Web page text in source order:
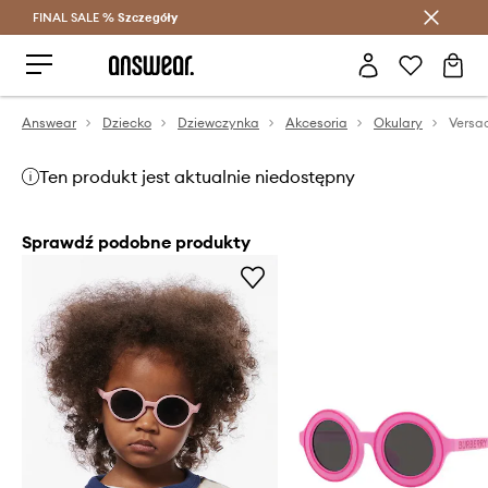
Oszczędzaj z Answear Club >
FINAL SALE % Szczegóły
Answear Dziecko Dziewczynka Akcesoria Okulary
Ten produkt jest aktualnie niedostępny
Sprawdź podobne produkty